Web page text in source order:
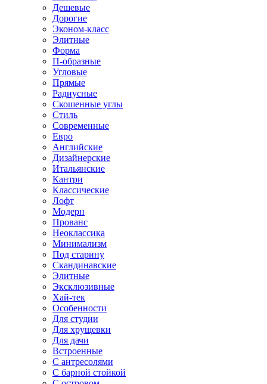
Дешевые
Дорогие
Эконом-класс
Элитные
Форма
П-образные
Угловые
Прямые
Радиусные
Скошенные углы
Стиль
Современные
Евро
Английские
Дизайнерские
Итальянские
Кантри
Классические
Лофт
Модерн
Прованс
Неоклассика
Минимализм
Под старину
Скандинавские
Элитные
Эксклюзивные
Хай-тек
Особенности
Для студии
Для хрущевки
Для дачи
Встроенные
С антресолями
С барной стойкой